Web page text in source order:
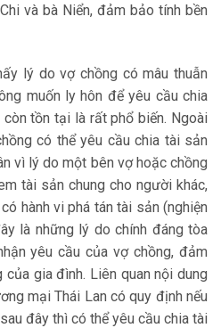
và bà Niển, đảm bảo tính bền
lý do vợ chồng có mâu thuẫn
muốn ly hôn để yêu cầu chia
tồn tại là rất phổ biến. Ngoài
có thể yêu cầu chia tài sản
vì lý do một bên vợ hoặc chồng
tài sản chung cho người khác,
hành vi phá tán tài sản (nghiện
là những lý do chính đáng tòa
yêu cầu của vợ chồng, đảm
gia đình. Liên quan nội dung
mại Thái Lan có quy định nếu
đây thì có thể yêu cầu chia tài